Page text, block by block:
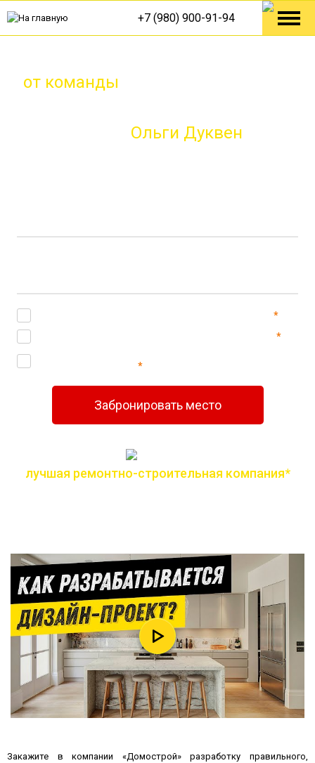
+7 (980) 900-91-94
от команды
Ольги Дуквен
лучшая ремонтно-строительная компания*
*
*
*
Забронировать место
Закажите в компании «Домострой» разработку правильного,